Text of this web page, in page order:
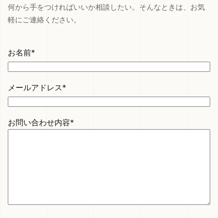
何から手をつければいいか相談したい。そんなときは、お気
軽にご連絡ください。
お名前*
メールアドレス*
お問い合わせ内容*